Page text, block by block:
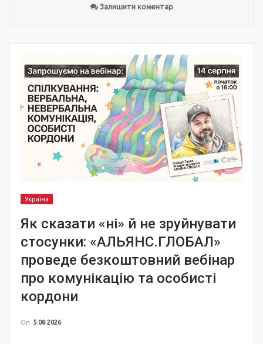
Залишити коментар
Україна
Як сказати «ні» й не зруйнувати
стосунки: «АЛЬЯНС.ГЛОБАЛ»
проведе безкоштовний вебінар
про комунікацію та особисті
кордони
On 5.08.2026